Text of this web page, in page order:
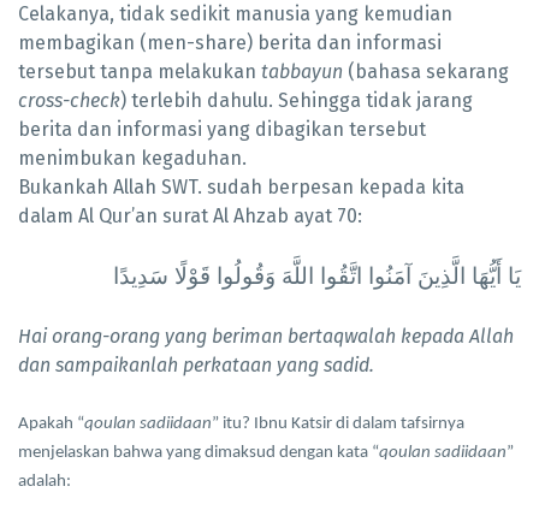
Celakanya, tidak sedikit manusia yang kemudian
membagikan (men-share) berita dan informasi
tersebut tanpa melakukan tabbayun (bahasa sekarang
cross-check) terlebih dahulu. Sehingga tidak jarang
berita dan informasi yang dibagikan tersebut
menimbukan kegaduhan.
Bukankah Allah SWT. sudah berpesan kepada kita
dalam Al Qur’an surat Al Ahzab ayat 70:
يَا أَيُّهَا الَّذِينَ آمَنُوا اتَّقُوا اللَّهَ وَقُولُوا قَوْلًا سَدِيدًا
Hai orang-orang yang beriman bertaqwalah kepada Allah
dan sampaikanlah perkataan yang sadid.
Apakah “qoulan sadiidaan” itu? Ibnu Katsir di dalam tafsirnya
menjelaskan bahwa yang dimaksud dengan kata “qoulan sadiidaan”
adalah: